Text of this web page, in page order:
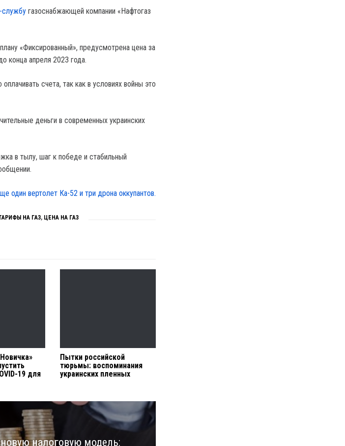
службу газоснабжающей компании «Нафтогаз
«Фиксированный», предусмотрена цена за
конца апреля 2023 года.
счета, так как в условиях войны это
деньги в современных украинских
в тылу, шаг к победе и стабильный
один вертолет Ка-52 и три дрона оккупантов.
НА ГАЗ, ЦЕНА НА ГАЗ
19 для
Пытки российской
тюрьмы: воспоминания
украинских пленных
налоговую модель: